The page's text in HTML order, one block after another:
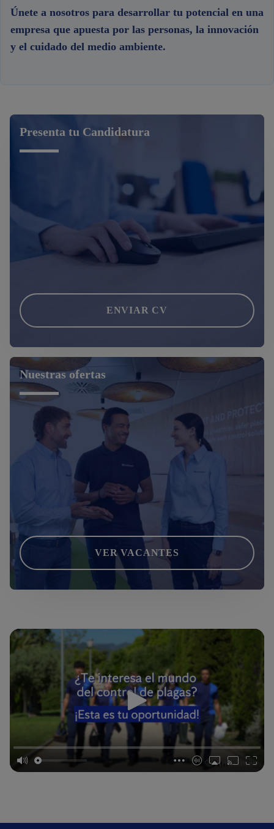
Únete a nosotros para desarrollar tu potencial en una
empresa que apuesta por las personas, la innovación
y el cuidado del medio ambiente.
Presenta tu Candidatura
ENVIAR CV
Nuestras ofertas
VER VACANTES